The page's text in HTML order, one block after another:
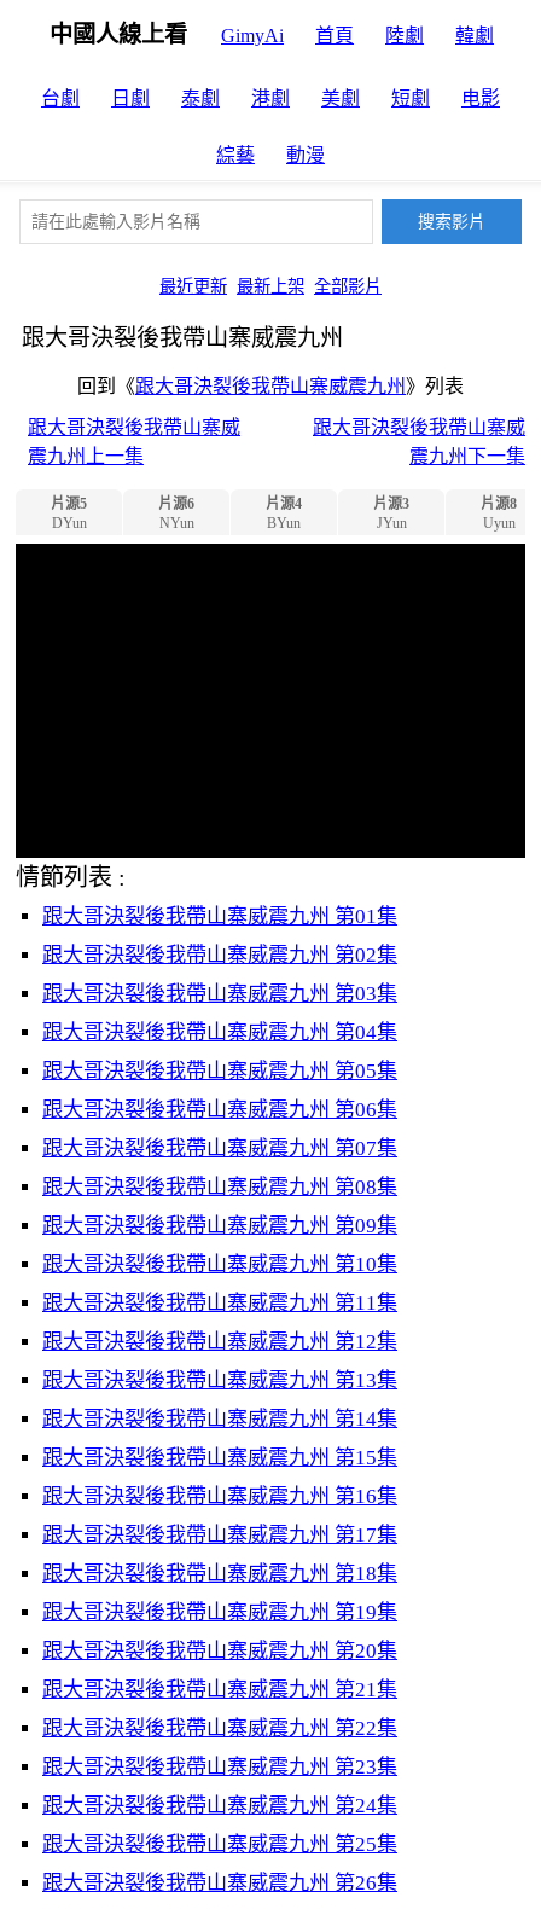
中國人線上看 GimyAi 首頁 陸劇 韓劇
台劇 日劇 泰劇 港劇 美劇 短劇 电影
綜藝 動漫
最近更新 最新上架 全部影片
跟大哥決裂後我帶山寨威震九州
回到《跟大哥決裂後我帶山寨威震九州 》列表
跟大哥決裂後我帶山寨威
震九州上一集
跟大哥決裂後我帶山寨威
震九州下一集
片源5
DYun
片源6
NYun
片源4
BYun
片源3
JYun
片源8
Uyun
情節列表 :
跟大哥決裂後我帶山寨威震九州 第01集
跟大哥決裂後我帶山寨威震九州 第02集
跟大哥決裂後我帶山寨威震九州 第03集
跟大哥決裂後我帶山寨威震九州 第04集
跟大哥決裂後我帶山寨威震九州 第05集
跟大哥決裂後我帶山寨威震九州 第06集
跟大哥決裂後我帶山寨威震九州 第07集
跟大哥決裂後我帶山寨威震九州 第08集
跟大哥決裂後我帶山寨威震九州 第09集
跟大哥決裂後我帶山寨威震九州 第10集
跟大哥決裂後我帶山寨威震九州 第11集
跟大哥決裂後我帶山寨威震九州 第12集
跟大哥決裂後我帶山寨威震九州 第13集
跟大哥決裂後我帶山寨威震九州 第14集
跟大哥決裂後我帶山寨威震九州 第15集
跟大哥決裂後我帶山寨威震九州 第16集
跟大哥決裂後我帶山寨威震九州 第17集
跟大哥決裂後我帶山寨威震九州 第18集
跟大哥決裂後我帶山寨威震九州 第19集
跟大哥決裂後我帶山寨威震九州 第20集
跟大哥決裂後我帶山寨威震九州 第21集
跟大哥決裂後我帶山寨威震九州 第22集
跟大哥決裂後我帶山寨威震九州 第23集
跟大哥決裂後我帶山寨威震九州 第24集
跟大哥決裂後我帶山寨威震九州 第25集
跟大哥決裂後我帶山寨威震九州 第26集